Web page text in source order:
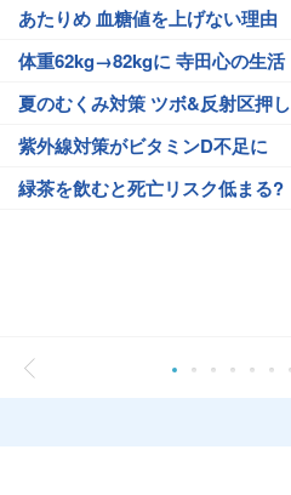
あたりめ 血糖値を上げない理由
体重62kg→82kgに 寺田心の生活
夏のむくみ対策 ツボ&反射区押し
紫外線対策がビタミンD不足に
緑茶を飲むと死亡リスク低まる?